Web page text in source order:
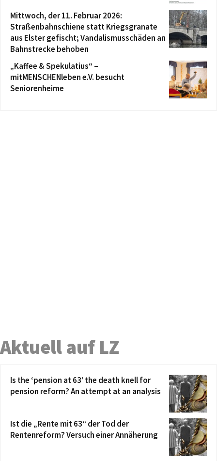
Mittwoch, der 11. Februar 2026:
Straßenbahnschiene statt Kriegsgranate
aus Elster gefischt; Vandalismusschäden an
Bahnstrecke behoben
„Kaffee & Spekulatius“ –
mitMENSCHENleben e.V. besucht
Seniorenheime
Aktuell auf LZ
Is the ‘pension at 63’ the death knell for
pension reform? An attempt at an analysis
Ist die „Rente mit 63“ der Tod der
Rentenreform? Versuch einer Annäherung